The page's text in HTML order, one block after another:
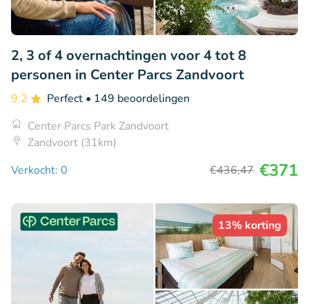
2, 3 of 4 overnachtingen voor 4 tot 8
personen in Center Parcs Zandvoort
9.2 Perfect • 149 beoordelingen
Center Parcs Park Zandvoort
Zandvoort (31km)
Verkocht: 0
€436,47 €371
13% korting